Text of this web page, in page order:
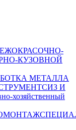
ОКРАСОЧНО-
КУЗОВНОЙ
МЕТАЛЛА
СИЗ И
хозяйственный